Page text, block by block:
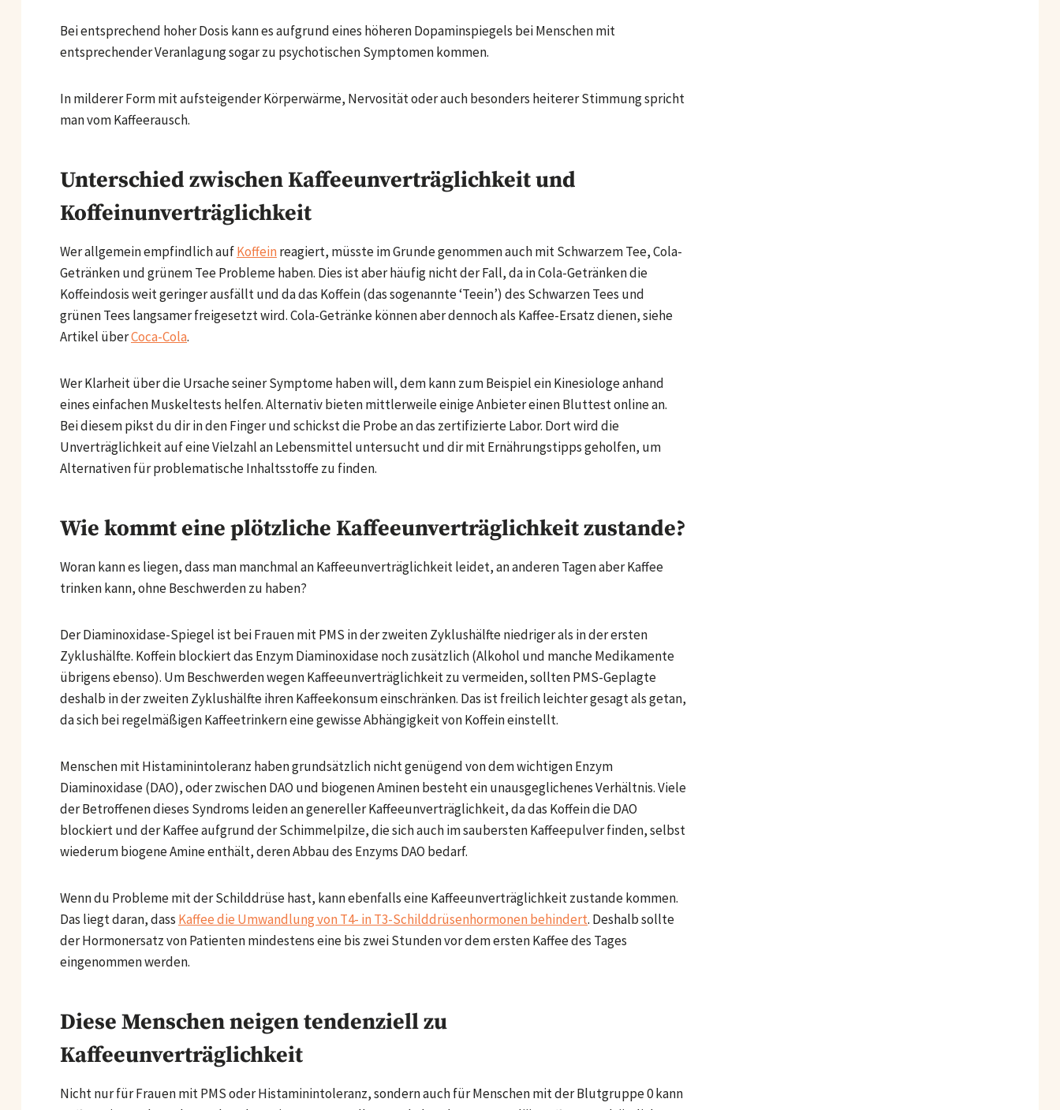
Bei entsprechend hoher Dosis kann es aufgrund eines höheren Dopaminspiegels bei Menschen mit
entsprechender Veranlagung sogar zu psychotischen Symptomen kommen.
In milderer Form mit aufsteigender Körperwärme, Nervosität oder auch besonders heiterer Stimmung spricht
man vom Kaffeerausch.
Unterschied zwischen Kaffeeunverträglichkeit und
Koffeinunverträglichkeit
Wer allgemein empfindlich aufKoffeinreagiert, müsste im Grunde genommen auch mit Schwarzem Tee, Cola-
Getränken und grünem Tee Probleme haben. Dies ist aber häufig nicht der Fall, da in Cola-Getränken die
Koffeindosis weit geringer ausfällt und da das Koffein (das sogenannte ‘Teein’) des Schwarzen Tees und
grünen Tees langsamer freigesetzt wird. Cola-Getränke können aber dennoch als Kaffee-Ersatz dienen, siehe
Artikel überCoca-Cola.
Wer Klarheit über die Ursache seiner Symptome haben will, dem kann zum Beispiel ein Kinesiologe anhand
eines einfachen Muskeltests helfen. Alternativ bieten mittlerweile einige Anbieter einen Bluttest online an.
Bei diesem pikst du dir in den Finger und schickst die Probe an das zertifizierte Labor. Dort wird die
Unverträglichkeit auf eine Vielzahl an Lebensmittel untersucht und dir mit Ernährungstipps geholfen, um
Alternativen für problematische Inhaltsstoffe zu finden.
Wie kommt eine plötzliche Kaffeeunverträglichkeit zustande?
Woran kann es liegen, dass man manchmal an Kaffeeunverträglichkeit leidet, an anderen Tagen aber Kaffee
trinken kann, ohne Beschwerden zu haben?
Der Diaminoxidase-Spiegel ist bei Frauen mit PMS in der zweiten Zyklushälfte niedriger als in der ersten
Zyklushälfte. Koffein blockiert das Enzym Diaminoxidase noch zusätzlich (Alkohol und manche Medikamente
übrigens ebenso). Um Beschwerden wegen Kaffeeunverträglichkeit zu vermeiden, sollten PMS-Geplagte
deshalb in der zweiten Zyklushälfte ihren Kaffeekonsum einschränken. Das ist freilich leichter gesagt als getan,
da sich bei regelmäßigen Kaffeetrinkern eine gewisse Abhängigkeit von Koffein einstellt.
Menschen mit Histaminintoleranz haben grundsätzlich nicht genügend von dem wichtigen Enzym
Diaminoxidase (DAO), oder zwischen DAO und biogenen Aminen besteht ein unausgeglichenes Verhältnis. Viele
der Betroffenen dieses Syndroms leiden an genereller Kaffeeunverträglichkeit, da das Koffein die DAO
blockiert und der Kaffee aufgrund der Schimmelpilze, die sich auch im saubersten Kaffeepulver finden, selbst
wiederum biogene Amine enthält, deren Abbau des Enzyms DAO bedarf.
Wenn du Probleme mit der Schilddrüse hast, kann ebenfalls eine Kaffeeunverträglichkeit zustande kommen.
Das liegt daran, dass Kaffee die Umwandlung von T4- in T3-Schilddrüsenhormonen behindert. Deshalb sollte
der Hormonersatz von Patienten mindestens eine bis zwei Stunden vor dem ersten Kaffee des Tages
eingenommen werden.
Diese Menschen neigen tendenziell zu
Kaffeeunverträglichkeit
Nicht nur für Frauen mit PMS oder Histaminintoleranz, sondern auch für Menschen mit der Blutgruppe 0 kann